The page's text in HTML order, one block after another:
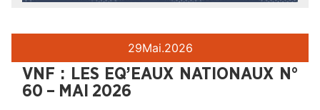
29Mai.2026
VNF : LES EQ’EAUX NATIONAUX N°
60 – MAI 2026